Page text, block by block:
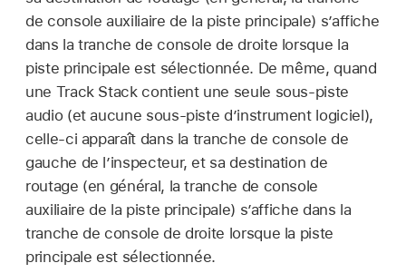
de console auxiliaire de la piste principale) s’affiche
dans la tranche de console de droite lorsque la
piste principale est sélectionnée. De même, quand
une Track Stack contient une seule sous-piste
audio (et aucune sous-piste d’instrument logiciel),
celle-ci apparaît dans la tranche de console de
gauche de l’inspecteur, et sa destination de
routage (en général, la tranche de console
auxiliaire de la piste principale) s’affiche dans la
tranche de console de droite lorsque la piste
principale est sélectionnée.